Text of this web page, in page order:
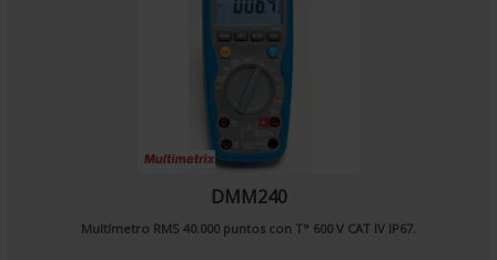
DMM240
Multímetro RMS 40.000 puntos con T° 600 V CAT IV IP67.